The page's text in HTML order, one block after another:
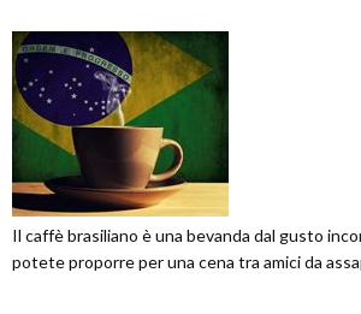
Il caffè brasiliano è una bevanda dal gusto
potete proporre per una cena tra amici da